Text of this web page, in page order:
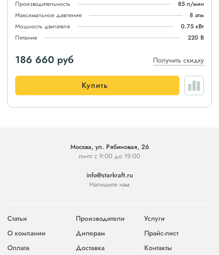
Производительность
85 л/мин
Максимальное давление
8 атм
Мощность двигателя
0.75 кВт
Питание
220 В
186 660 руб Получить скидку
Купить
Москва, ул. Рябиновая, 26
пн-пт с 9:00 до 19:00
info@starkraft.ru
Напишите нам
Статьи Производители
Услуги
О компании
Дилерам
Прайс-лист
Оплата
Доставка Контакты